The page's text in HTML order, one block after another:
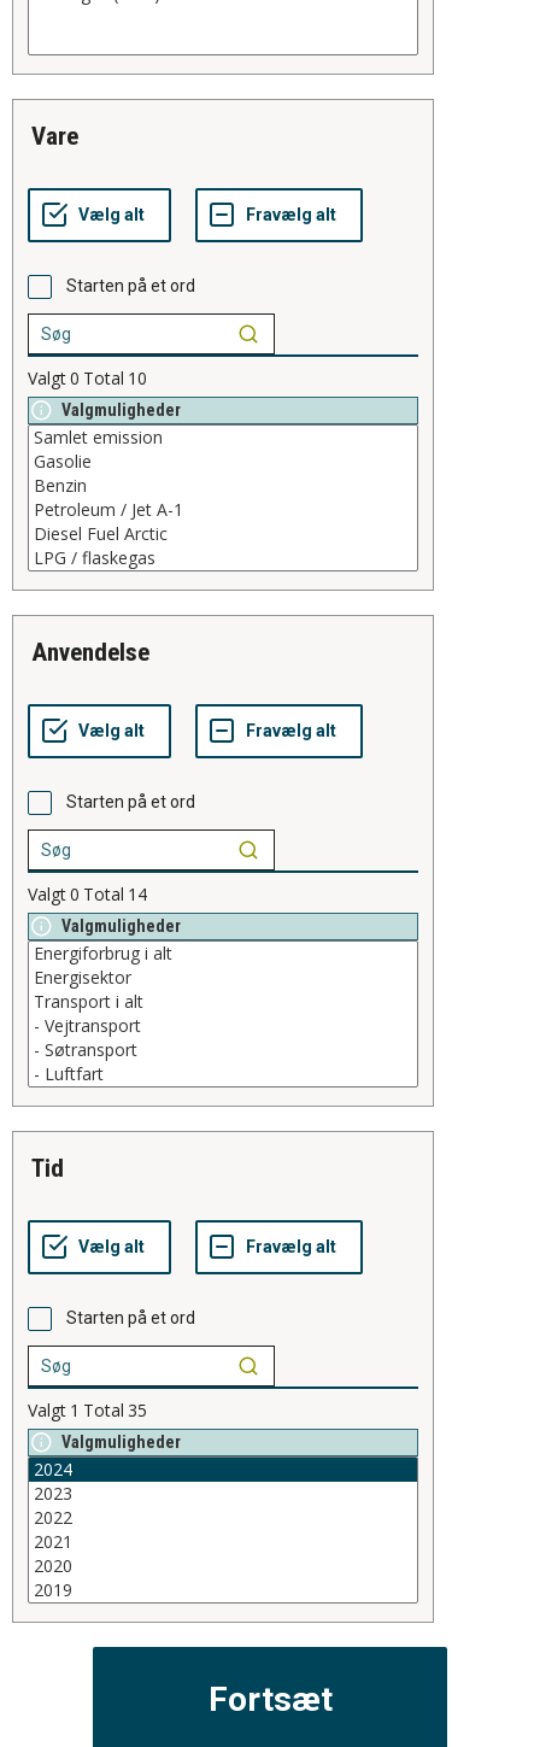
vare
Starten på et ord
Valgt0 Total 10
Valgmuligheder
anvendelse
Starten på et ord
Valgt0 Total 14
Valgmuligheder
tid
Starten på et ord
Valgt 1 Total 35
Valgmuligheder